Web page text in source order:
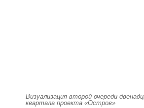
Визуализация второй очереди
квартала проекта «Остров»